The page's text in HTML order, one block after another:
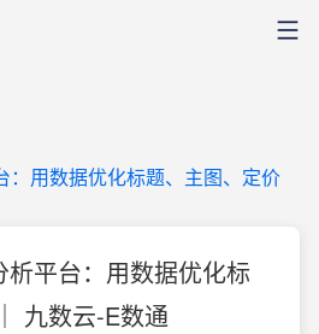
：用数据优化标题、主图、定价
平台：用数据优化标
九数云-E数通